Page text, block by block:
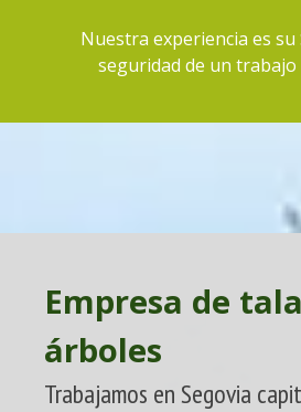
Nuestra experiencia es su
seguridad de un trabajo
Empresa de
árboles
Trabajamos en Segovia